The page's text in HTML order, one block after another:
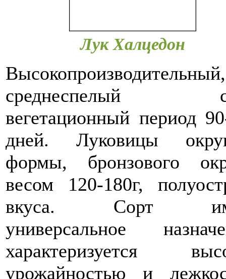
Лук Халцедон
Высокопроизводительный,
среднеспелый
вегетационный период
дней. Луковицы
формы, бронзового
весом 120-180г,
вкуса. Сорт
универсальное
характеризуется
урожайностью и